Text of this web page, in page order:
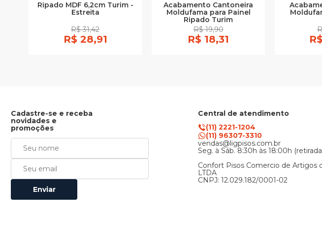
Ripado MDF 6,2cm Turim -
Estreita
R$ 31,42
R$ 28,91
Acabamento Cantoneira
Moldufama para Painel
Ripado Turim
R$ 19,90
R$ 18,31
Cadastre-se e receba
novidades e
promoções
Enviar
Central de atendimento
(11) 2221-1204
(11) 96307-3310
vendas@ligpisos.com.br
Seg. à Sáb. 8:30h às 18:00h
Confort Pisos Comercio de Artigos
LTDA
CNPJ: 12.029.182/0001-02